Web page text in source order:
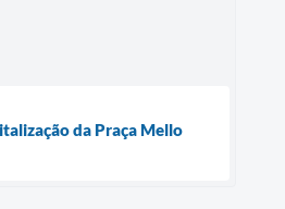
da Praça Mello